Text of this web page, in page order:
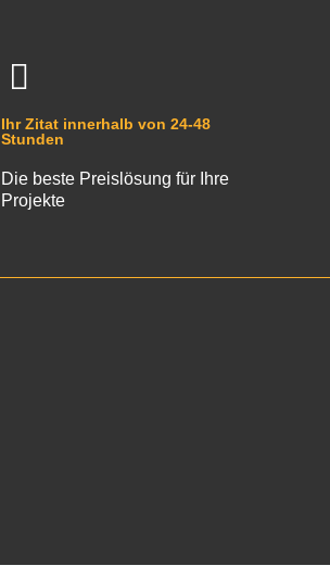
Ihr Zitat innerhalb von 24-48
Stunden
Die beste Preislösung für Ihre
Projekte